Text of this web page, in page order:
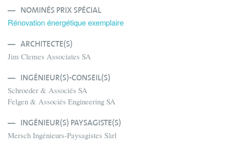
NOMINÉS PRIX SPÉCIAL
Rénovation énergétique exemplaire
ARCHITECTE(S)
Jim Clemes Associates SA
INGÉNIEUR(S)-CONSEIL(S)
Schroeder & Associés SA
Felgen & Associés Engineering SA
INGÉNIEUR(S) PAYSAGISTE(S)
Mersch Ingénieurs-Paysagistes Sàrl